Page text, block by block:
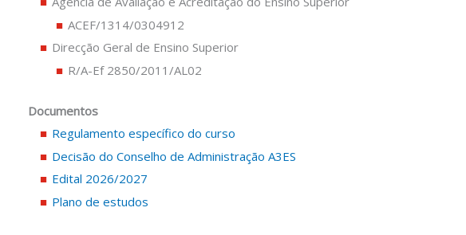
ACEF/1314/0304912
Direcção Geral de Ensino Superior
R/A-Ef 2850/2011/AL02
Documentos
Regulamento específico do curso
Decisão do Conselho de Administração A3ES
Edital 2026/2027
Plano de estudos